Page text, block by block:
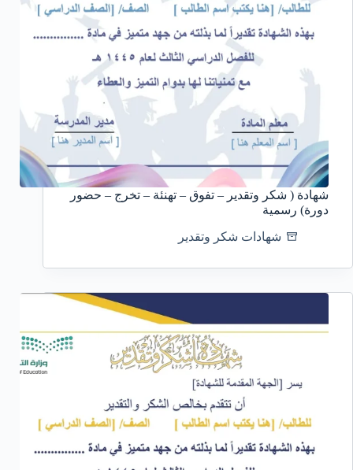
شهادة ( شكر وتقدير – تفوق – تهنئة – تخرج – حضور
دورة) رسمية
شهادات شكر وتقدير